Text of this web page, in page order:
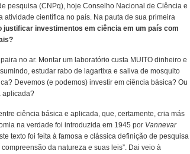
pesquisa (CNPq), hoje Conselho Nacional de Ciência e
atividade científica no país. Na pauta de sua primeira
justificar investimentos em ciência em um país com
no ar. Montar um laboratório custa MUITO dinheiro e
estudar rabo de lagartixa e saliva de mosquito
Devemos (e podemos) investir em ciência básica? Ou
aplicada?
ciência básica e aplicada, que, certamente, cria más
na verdade foi introduzida em 1945 por Vannevar
texto foi feita à famosa e clássica definição de pesquisa
da natureza e suas leis”. Dai veio à